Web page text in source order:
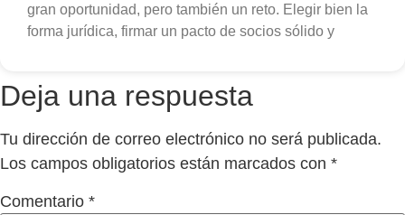
gran oportunidad, pero también un reto. Elegir bien la
forma jurídica, firmar un pacto de socios sólido y
Deja una respuesta
Tu dirección de correo electrónico no será publicada.
Los campos obligatorios están marcados con *
Comentario *